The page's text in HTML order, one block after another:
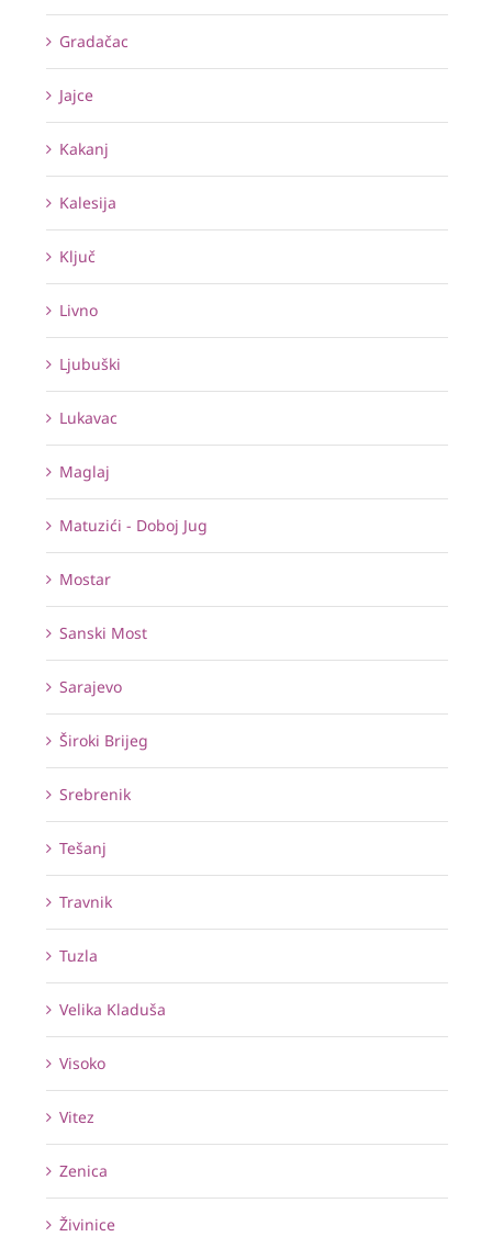
Gradačac
Jajce
Kakanj
Kalesija
Ključ
Livno
Ljubuški
Lukavac
Maglaj
Matuzići - Doboj Jug
Mostar
Sanski Most
Sarajevo
Široki Brijeg
Srebrenik
Tešanj
Travnik
Tuzla
Velika Kladuša
Visoko
Vitez
Zenica
Živinice